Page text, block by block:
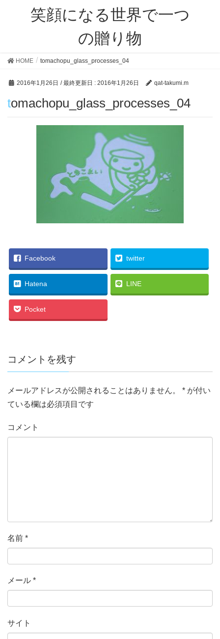
笑顔になる世界で一つ
の贈り物
HOME tomachopu_glass_processes_04
2016年1月26日 / 最終更新日 : 2016年1月26日 qat-takumi.m
tomachopu_glass_processes_04
Facebook twitter
Hatena LINE
Pocket
コメントを残す
メールアドレスが公開されることはありません。 * が付い
ている欄は必須項目です
コメント
名前 *
メール *
サイト